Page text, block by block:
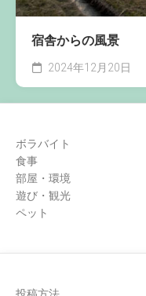
宿舎からの風景
2024年12月20日
ボラバイト
食事
部屋・環境
遊び・観光
ペット